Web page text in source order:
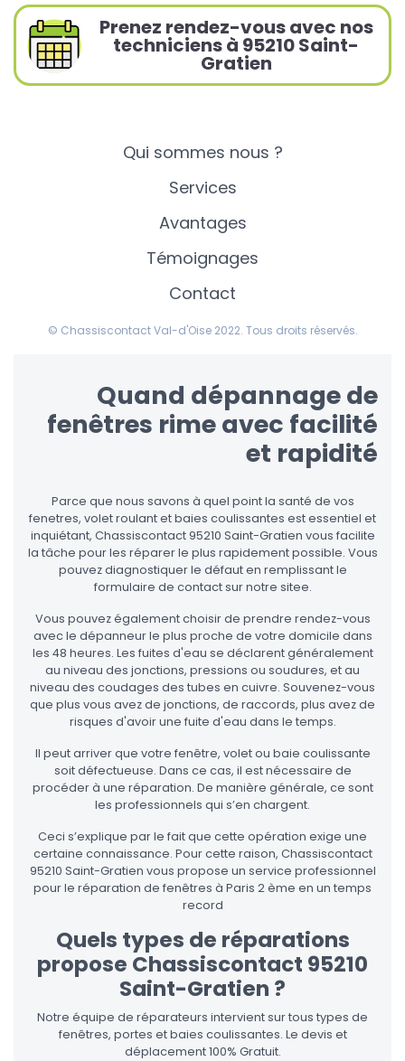
Prenez rendez-vous avec nos
techniciens à 95210 Saint-
Gratien
Qui sommes nous ?
Services
Avantages
Témoignages
Contact
© Chassiscontact Val-d'Oise 2022. Tous droits réservés.
Quand dépannage de
fenêtres rime avec facilité
et rapidité
Parce que nous savons à quel point la santé de vos
fenetres, volet roulant et baies coulissantes est essentiel et
inquiétant, Chassiscontact 95210 Saint-Gratien vous facilite
la tâche pour les réparer le plus rapidement possible. Vous
pouvez diagnostiquer le défaut en remplissant le
formulaire de contact sur notre sitee.
Vous pouvez également choisir de prendre rendez-vous
avec le dépanneur le plus proche de votre domicile dans
les 48 heures. Les fuites d'eau se déclarent généralement
au niveau des jonctions, pressions ou soudures, et au
niveau des coudages des tubes en cuivre. Souvenez-vous
que plus vous avez de jonctions, de raccords, plus avez de
risques d'avoir une fuite d'eau dans le temps.
Il peut arriver que votre fenêtre, volet ou baie coulissante
soit défectueuse. Dans ce cas, il est nécessaire de
procéder à une réparation. De manière générale, ce sont
les professionnels qui s’en chargent.
Ceci s’explique par le fait que cette opération exige une
certaine connaissance. Pour cette raison, Chassiscontact
95210 Saint-Gratien vous propose un service professionnel
pour le réparation de fenêtres à Paris 2 ème en un temps
record
Quels types de réparations
propose Chassiscontact 95210
Saint-Gratien ?
Notre équipe de réparateurs intervient sur tous types de
fenêtres, portes et baies coulissantes. Le devis et
déplacement 100% Gratuit.